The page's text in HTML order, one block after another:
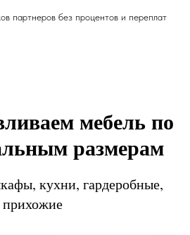
партнеров без процентов и переплат
мебель по
размерам
кухни, гардеробные,
прихожие